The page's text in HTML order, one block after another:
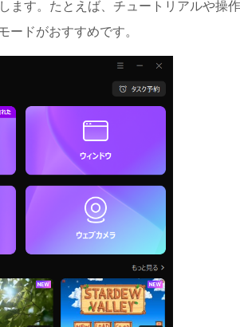
ます。たとえば、チュートリアルや操作
ドがおすすめです。